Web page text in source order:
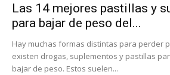
Las 14 mejores pastillas y
para bajar de peso del...
Hay muchas formas distintas para perder
existen drogas, suplementos y pastillas
bajar de peso. Estos suelen...